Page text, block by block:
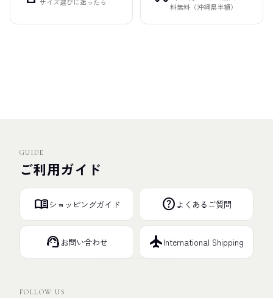
サイズ選びに迷ったら
料無料（沖縄県半額）
GUIDE
ご利用ガイド
menu_bookショッピングガイド help よくあるご質問
support_agent お問い合わせ flightInternational Shipping
FOLLOW US